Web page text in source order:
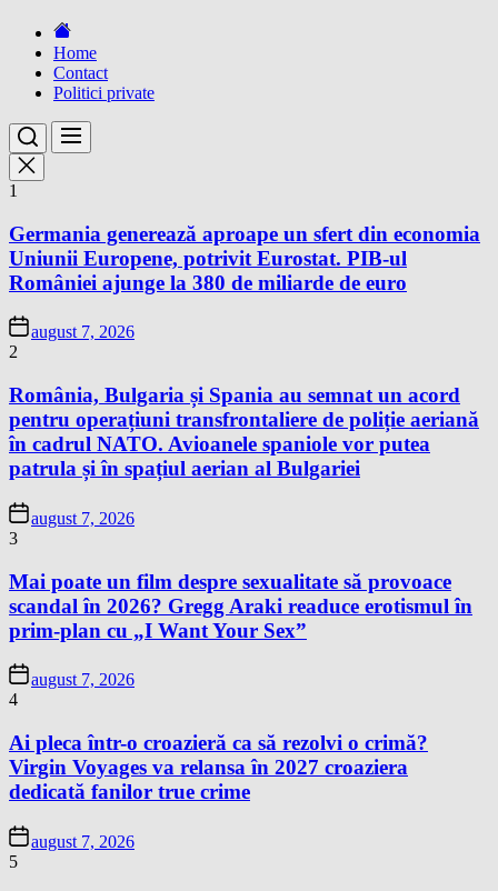
Home
Contact
Politici private
1
Germania generează aproape un sfert din economia
Uniunii Europene, potrivit Eurostat. PIB-ul
României ajunge la 380 de miliarde de euro
august 7, 2026
2
România, Bulgaria și Spania au semnat un acord
pentru operațiuni transfrontaliere de poliție aeriană
în cadrul NATO. Avioanele spaniole vor putea
patrula și în spațiul aerian al Bulgariei
august 7, 2026
3
Mai poate un film despre sexualitate să provoace
scandal în 2026? Gregg Araki readuce erotismul în
prim-plan cu „I Want Your Sex”
august 7, 2026
4
Ai pleca într-o croazieră ca să rezolvi o crimă?
Virgin Voyages va relansa în 2027 croaziera
dedicată fanilor true crime
august 7, 2026
5